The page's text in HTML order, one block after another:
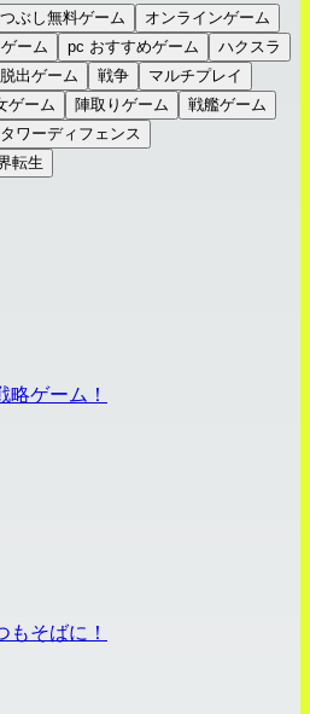
ぶし無料ゲーム
オンラインゲーム
ーム pc おすすめゲーム
ハクスラ
脱出ゲーム 戦争
マルチプレイ
ゲーム 陣取りゲーム
戦艦ゲーム
タワーディフェンス
転生
ゲーム！
そばに！